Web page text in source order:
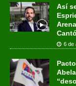
Así
6 de